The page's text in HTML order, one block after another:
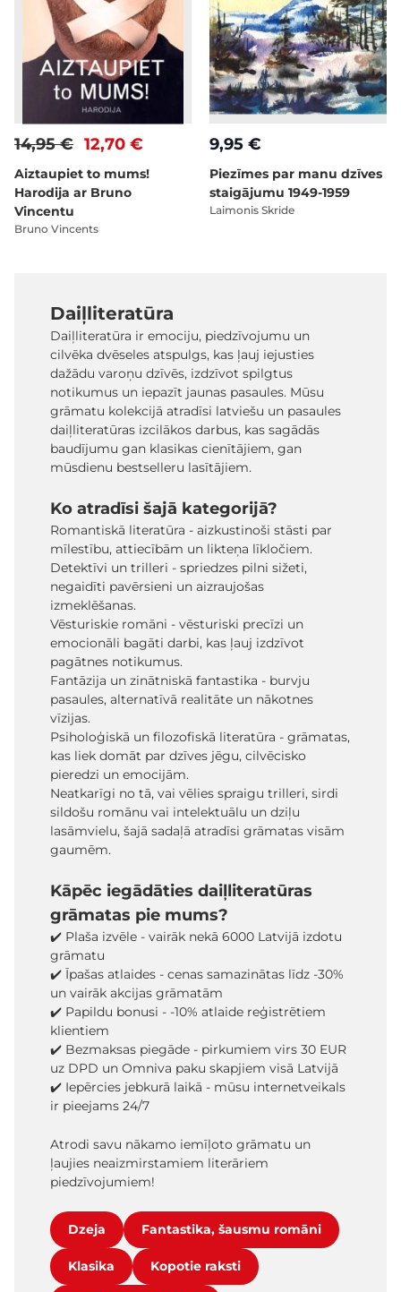
12,70 €
14,95 €
Aiztaupiet to mums!
Harodija ar Bruno
Vincentu
Bruno Vincents
9,95 €
Piezīmes par manu dzīves
staigājumu 1949-1959
Laimonis Skride
Daiļliteratūra
Daiļliteratūra ir emociju, piedzīvojumu un
cilvēka dvēseles atspulgs, kas ļauj iejusties
dažādu varoņu dzīvēs, izdzīvot spilgtus
notikumus un iepazīt jaunas pasaules. Mūsu
grāmatu kolekcijā atradīsi latviešu un pasaules
daiļliteratūras izcilākos darbus, kas sagādās
baudījumu gan klasikas cienītājiem, gan
mūsdienu bestselleru lasītājiem.
Ko atradīsi šajā kategorijā?
Romantiskā literatūra - aizkustinoši stāsti par
mīlestību, attiecībām un likteņa līkločiem.
Detektīvi un trilleri - spriedzes pilni sižeti,
negaidīti pavērsieni un aizraujošas
izmeklēšanas.
Vēsturiskie romāni - vēsturiski precīzi un
emocionāli bagāti darbi, kas ļauj izdzīvot
pagātnes notikumus.
Fantāzija un zinātniskā fantastika - burvju
pasaules, alternatīvā realitāte un nākotnes
vīzijas.
Psiholoģiskā un filozofiskā literatūra - grāmatas,
kas liek domāt par dzīves jēgu, cilvēcisko
pieredzi un emocijām.
Neatkarīgi no tā, vai vēlies spraigu trilleri, sirdi
sildošu romānu vai intelektuālu un dziļu
lasāmvielu, šajā sadaļā atradīsi grāmatas visām
gaumēm.
Kāpēc iegādāties daiļliteratūras
grāmatas pie mums?
✔️ Plaša izvēle - vairāk nekā 6000 Latvijā izdotu
grāmatu
✔️ Īpašas atlaides - cenas samazinātas līdz -30%
un vairāk akcijas grāmatām
✔️ Papildu bonusi - -10% atlaide reģistrētiem
klientiem
✔️ Bezmaksas piegāde - pirkumiem virs 30 EUR
uz DPD un Omniva paku skapjiem visā Latvijā
✔️ Iepērcies jebkurā laikā - mūsu internetveikals
ir pieejams 24/7
Atrodi savu nākamo iemīļoto grāmatu un
ļaujies neaizmirstamiem literāriem
piedzīvojumiem!
Dzeja Fantastika, šausmu romāni
Klasika Kopotie raksti